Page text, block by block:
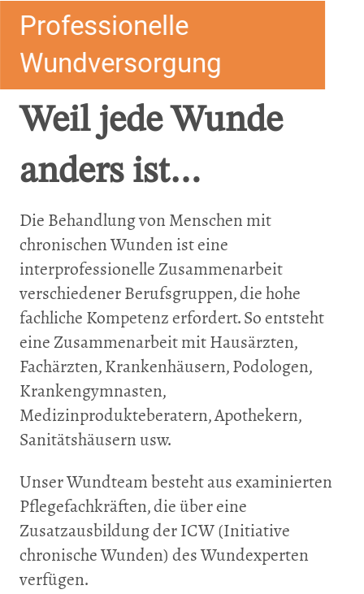
Professionelle
Wundversorgung
Weil jede Wunde
anders ist…
Die Behandlung von Menschen mit
chronischen Wunden ist eine
interprofessionelle Zusammenarbeit
verschiedener Berufsgruppen, die hohe
fachliche Kompetenz erfordert. So entsteht
eine Zusammenarbeit mit Hausärzten,
Fachärzten, Krankenhäusern, Podologen,
Krankengymnasten,
Medizinprodukteberatern, Apothekern,
Sanitätshäusern usw.
Unser Wundteam besteht aus examinierten
Pflegefachkräften, die über eine
Zusatzausbildung der ICW (Initiative
chronische Wunden) des Wundexperten
verfügen.